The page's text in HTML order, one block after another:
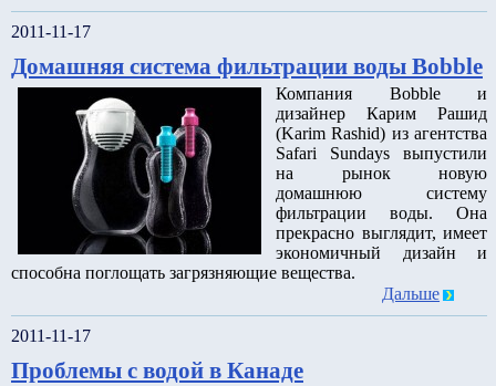
2011-11-17
Домашняя система фильтрации воды Bobble
Компания Bobble и
дизайнер Карим Рашид
(Karim Rashid) из агентства
Safari Sundays выпустили
на рынок новую
домашнюю систему
фильтрации воды. Она
прекрасно выглядит, имеет
экономичный дизайн и
способна поглощать загрязняющие вещества.
Дальше
2011-11-17
Проблемы с водой в Канаде